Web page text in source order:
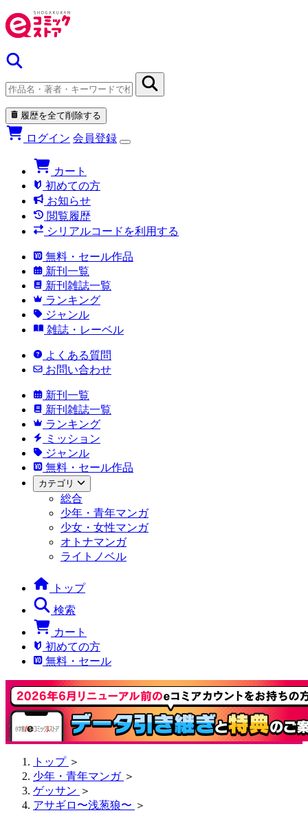
履歴を全て削除する
ログイン 会員登録
カート
初めての方
お知らせ
閲覧履歴
シリアルコードを利用する
無料・セール作品
新刊一覧
新刊雑誌一覧
ランキング
ジャンル
雑誌・レーベル
よくある質問
お問い合わせ
新刊一覧
新刊雑誌一覧
ランキング
ミッション
ジャンル
無料・セール作品
カテゴリ
総合
少年・青年マンガ
少女・女性マンガ
オトナマンガ
ライトノベル
トップ
検索
カート
初めての方
無料・セール
トップ ＞
少年・青年マンガ ＞
ゲッサン ＞
アサギロ〜浅葱狼〜 ＞